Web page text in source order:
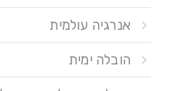
אנרגיה עולמית
הובלה ימית